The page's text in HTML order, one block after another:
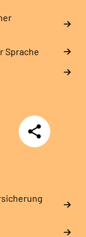
Sprache
Teilen